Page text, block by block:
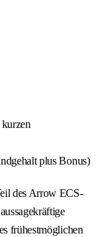
plus Bonus)
des Arrow ECS-
frühestmöglichen